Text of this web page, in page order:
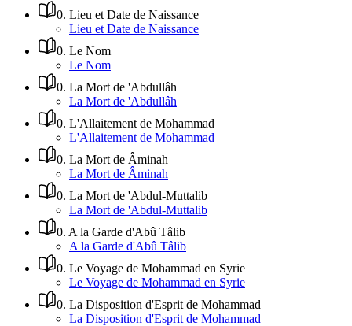
0. Lieu et Date de Naissance
Lieu et Date de Naissance
0. Le Nom
Le Nom
0. La Mort de 'Abdullâh
La Mort de 'Abdullâh
0. L'Allaitement de Mohammad
L'Allaitement de Mohammad
0. La Mort de Âminah
La Mort de Âminah
0. La Mort de 'Abdul-Muttalib
La Mort de 'Abdul-Muttalib
0. A la Garde d'Abû Tâlib
A la Garde d'Abû Tâlib
0. Le Voyage de Mohammad en Syrie
Le Voyage de Mohammad en Syrie
0. La Disposition d'Esprit de Mohammad
La Disposition d'Esprit de Mohammad